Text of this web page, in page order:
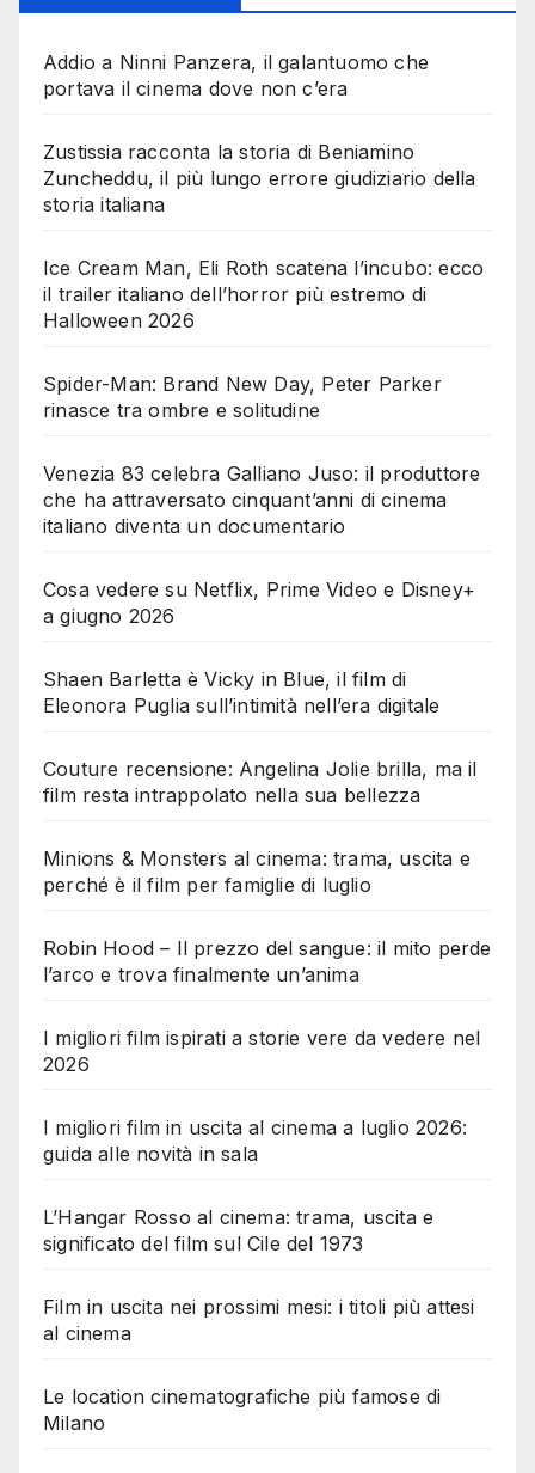
Addio a Ninni Panzera, il galantuomo che
portava il cinema dove non c’era
Zustissia racconta la storia di Beniamino
Zuncheddu, il più lungo errore giudiziario della
storia italiana
Ice Cream Man, Eli Roth scatena l’incubo: ecco
il trailer italiano dell’horror più estremo di
Halloween 2026
Spider-Man: Brand New Day, Peter Parker
rinasce tra ombre e solitudine
Venezia 83 celebra Galliano Juso: il produttore
che ha attraversato cinquant’anni di cinema
italiano diventa un documentario
Cosa vedere su Netflix, Prime Video e Disney+
a giugno 2026
Shaen Barletta è Vicky in Blue, il film di
Eleonora Puglia sull’intimità nell’era digitale
Couture recensione: Angelina Jolie brilla, ma il
film resta intrappolato nella sua bellezza
Minions & Monsters al cinema: trama, uscita e
perché è il film per famiglie di luglio
Robin Hood – Il prezzo del sangue: il mito perde
l’arco e trova finalmente un’anima
I migliori film ispirati a storie vere da vedere nel
2026
I migliori film in uscita al cinema a luglio 2026:
guida alle novità in sala
L’Hangar Rosso al cinema: trama, uscita e
significato del film sul Cile del 1973
Film in uscita nei prossimi mesi: i titoli più attesi
al cinema
Le location cinematografiche più famose di
Milano